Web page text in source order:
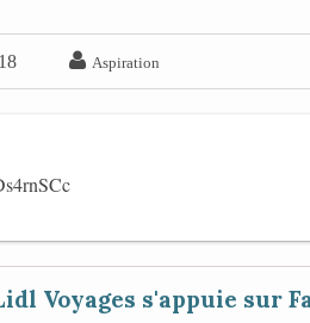
 Aspiration
Voyages s'appuie sur